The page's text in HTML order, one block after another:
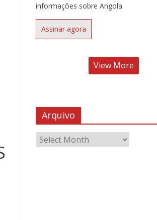
informações sobre Angola
Assinar agora
View More
Arquivo